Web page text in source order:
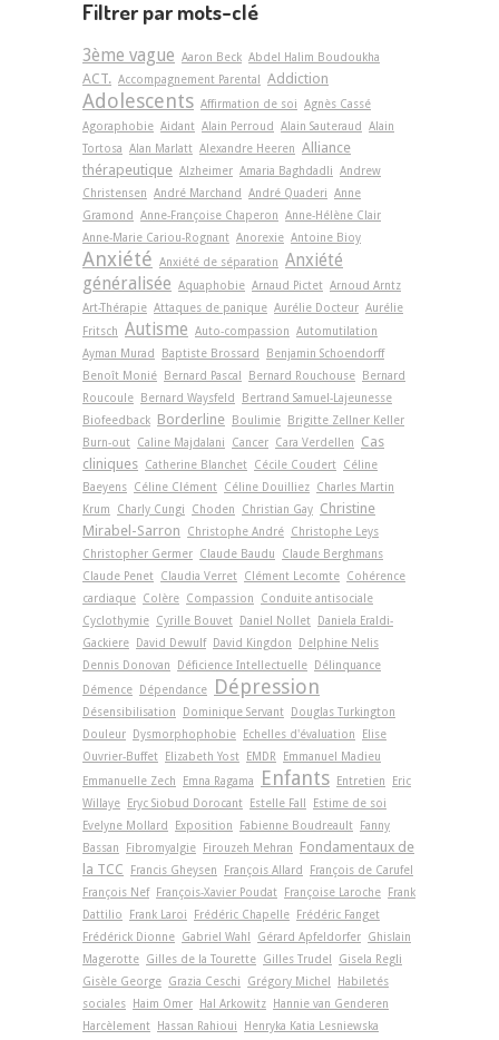
Filtrer par mots-clé
3ème vague Aaron Beck Abdel Halim Boudoukha
ACT. Accompagnement Parental Addiction
Adolescents Affirmation de soi Agnès Cassé
Agoraphobie Aidant Alain Perroud Alain Sauteraud
Alain
Tortosa Alan Marlatt Alexandre Heeren Alliance
thérapeutique Alzheimer Amaria Baghdadli Andrew
Christensen André Marchand André Quaderi Anne
Gramond
Anne-Françoise Chaperon Anne-Hélène Clair
Anne-Marie Cariou-Rognant Anorexie Antoine Bioy
Anxiété Anxiété de séparation Anxiété
généralisée Aquaphobie Arnaud Pictet Arnoud Arntz
Art-Thérapie Attaques de panique Aurélie Docteur Aurélie
Fritsch Autisme Auto-compassion Automutilation
Ayman Murad
Baptiste Brossard
Benjamin Schoendorff
Benoît Monié
Bernard Pascal Bernard Rouchouse
Bernard
Roucoule
Bernard Waysfeld
Bertrand Samuel-Lajeunesse
Biofeedback Borderline Boulimie
Brigitte Zellner Keller
Burn-out Caline Majdalani Cancer Cara Verdellen
Cas
cliniques Catherine Blanchet Cécile Coudert Céline
Baeyens Céline Clément Céline Douilliez Charles Martin
Krum
Charly Cungi Choden Christian Gay Christine
Mirabel-Sarron
Christophe André Christophe Leys
Christopher Germer Claude Baudu
Claude Berghmans
Claude Penet Claudia Verret Clément Lecomte Cohérence
cardiaque Colère Compassion
Conduite antisociale
Cyclothymie Cyrille Bouvet Daniel Nollet
Daniela Eraldi-
Gackiere
David Dewulf David Kingdon
Delphine Nelis
Dennis Donovan
Déficience Intellectuelle
Délinquance
Démence
Dépendance Dépression
Désensibilisation Dominique Servant
Douglas Turkington
Douleur
Dysmorphophobie Echelles d'évaluation
Elise
Ouvrier-Buffet
Elizabeth Yost EMDR
Emmanuel Madieu
Emmanuelle Zech
Emna Ragama Enfants Entretien
Eric
Willaye
Eryc Siobud Dorocant Estelle Fall
Estime de soi
Evelyne Mollard
Exposition Fabienne Boudreault
Fanny
Bassan
Fibromyalgie Firouzeh Mehran
Fondamentaux de
la TCC
Francis Gheysen François Allard
François de Carufel
François Nef
François-Xavier Poudat Françoise Laroche
Frank
Dattilio
Frank Laroi Frédéric Chapelle
Frédéric Fanget
Frédérick Dionne Gabriel Wahl Gérard Apfeldorfer Ghislain
Magerotte Gilles de la Tourette Gilles Trudel
Gisela Regli
Gisèle George Grazia Ceschi Grégory Michel
Habiletés
sociales
Haim Omer Hal Arkowitz
Hannie van Genderen
Harcèlement
Hassan Rahioui
Henryka Katia Lesniewska